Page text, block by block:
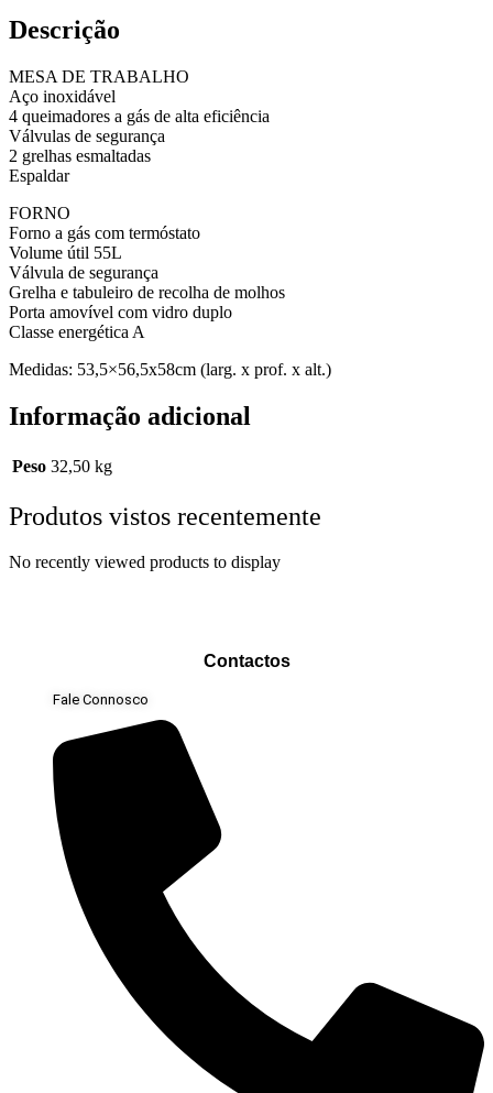
Descrição
MESA DE TRABALHO
Aço inoxidável
4 queimadores a gás de alta eficiência
Válvulas de segurança
2 grelhas esmaltadas
Espaldar
FORNO
Forno a gás com termóstato
Volume útil 55L
Válvula de segurança
Grelha e tabuleiro de recolha de molhos
Porta amovível com vidro duplo
Classe energética A
Medidas: 53,5×56,5x58cm (larg. x prof. x alt.)
Informação adicional
Peso 32,50 kg
Produtos vistos recentemente
No recently viewed products to display
Contactos
Fale Connosco